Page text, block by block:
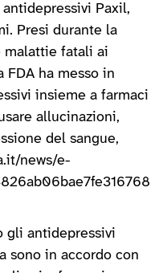
Paxil,
Presi durante la
malattie fatali ai
ha messo in
insieme a farmaci
allucinazioni,
del sangue,
news/e-
gli antidepressivi
sono in accordo con